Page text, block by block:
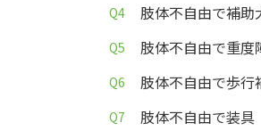
肢体不自由で補
肢体不自由で重
肢体不自由で歩行
肢体不自由で装具